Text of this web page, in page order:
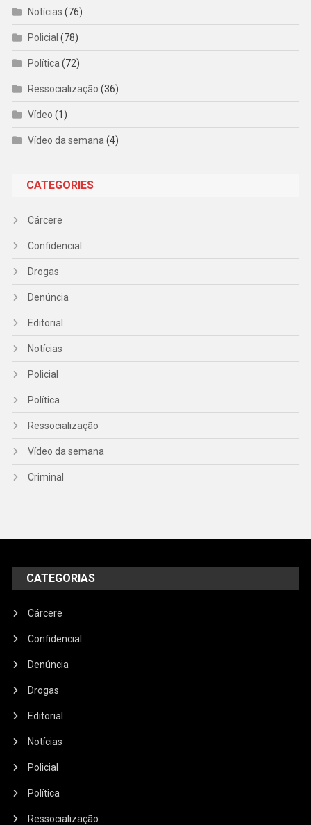
Notícias (76)
Policial (78)
Política (72)
Ressocialização (36)
Vídeo (1)
Vídeo da semana (4)
CATEGORIES
Cárcere
Confidencial
Drogas
Denúncia
Editorial
Notícias
Policial
Política
Ressocialização
Vídeo da semana
Criminal
CATEGORIAS
Cárcere
Confidencial
Denúncia
Drogas
Editorial
Notícias
Policial
Política
Ressocialização